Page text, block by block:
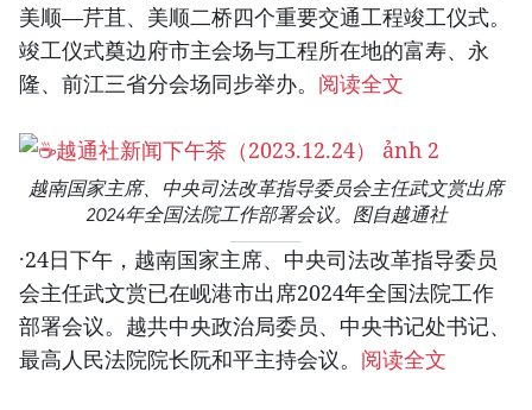
美顺—芹苴、美顺二桥四个重要交通工程竣工仪式。
竣工仪式奠边府市主会场与工程所在地的富寿、永
隆、前江三省分会场同步举办。 阅读全文
越南国家主席、中央司法改革指导委员会主任武文赏出席
2024年全国法院工作部署会议。图自越通社
·24日下午，越南国家主席、中央司法改革指导委员
会主任武文赏已在岘港市出席2024年全国法院工作
部署会议。越共中央政治局委员、中央书记处书记、
最高人民法院院长阮和平主持会议。 阅读全文